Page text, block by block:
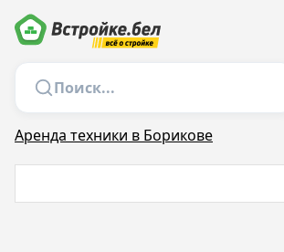
Аренда техники в Борикове